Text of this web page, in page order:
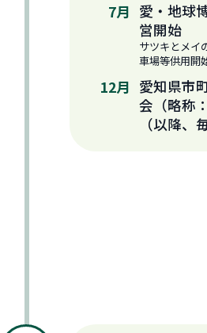
7月 愛・地球
営開始
サツキとメイ
車場等供用開
12月 愛知県市
会（略称
（以降、